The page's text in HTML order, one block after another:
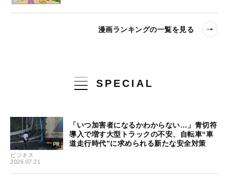
漫画ランキングの一覧を見る
SPECIAL
ビジネス
2026.07.21
「いつ加害者になるかわからない…」青切符
導入で増す大型トラックの不安、自転車“車
道走行時代”に求められる新たな安全対策